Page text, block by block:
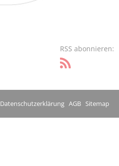
RSS abonnieren:
Datenschutzerklärung AGB Sitemap